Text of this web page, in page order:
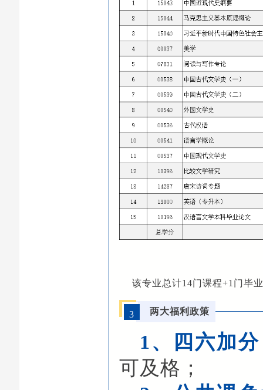
该专业总计14门课程+1门毕
3 两大福利政策
1、四六加
可及格；